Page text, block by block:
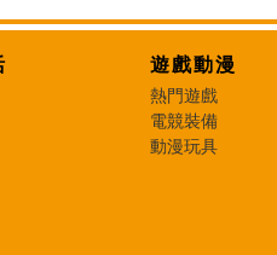
遊戲動漫
熱門遊戲
電競裝備
動漫玩具